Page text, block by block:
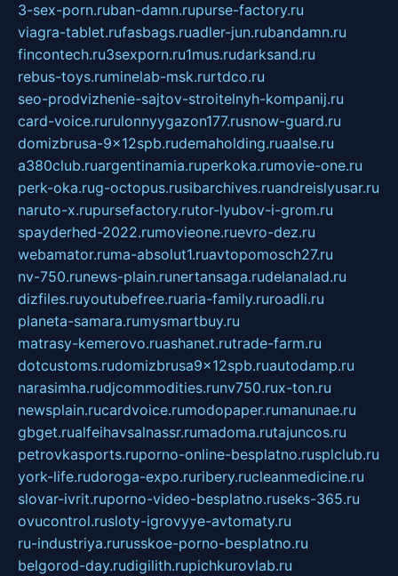
3-sex-porn.ruban-damn.rupurse-factory.ru
viagra-tablet.rufasbags.ruadler-jun.rubandamn.ru
fincontech.ru3sexporn.ru1mus.rudarksand.ru
rebus-toys.ruminelab-msk.rurtdco.ru
seo-prodvizhenie-sajtov-stroitelnyh-kompanij.ru
card-voice.rurulonnyygazon177.rusnow-guard.ru
domizbrusa-9x12spb.rudemaholding.ruaalse.ru
a380club.ruargentinamia.ruperkoka.rumovie-one.ru
perk-oka.rug-octopus.rusibarchives.ruandreislyusar.ru
naruto-x.rupursefactory.rutor-lyubov-i-grom.ru
spayderhed-2022.rumovieone.ruevro-dez.ru
webamator.ruma-absolut1.ruavtopomosch27.ru
nv-750.runews-plain.runertansaga.rudelanalad.ru
dizfiles.ruyoutubefree.ruaria-family.ruroadli.ru
planeta-samara.rumysmartbuy.ru
matrasy-kemerovo.ruashanet.rutrade-farm.ru
dotcustoms.rudomizbrusa9x12spb.ruautodamp.ru
narasimha.rudjcommodities.runv750.rux-ton.ru
newsplain.rucardvoice.rumodopaper.rumanunae.ru
gbget.rualfeihavsalnassr.rumadoma.rutajuncos.ru
petrovkasports.ruporno-online-besplatno.rusplclub.ru
york-life.rudoroga-expo.ruribery.rucleanmedicine.ru
slovar-ivrit.ruporno-video-besplatno.ruseks-365.ru
ovucontrol.rusloty-igrovyye-avtomaty.ru
ru-industriya.rurusskoe-porno-besplatno.ru
belgorod-day.rudigilith.rupichkurovlab.ru